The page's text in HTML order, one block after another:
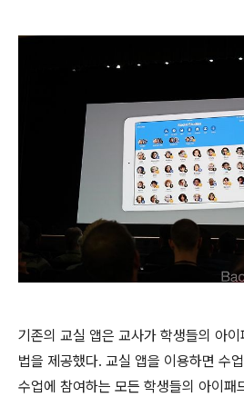
기존의 교실 앱은 교사가 학생들의 아
법을 제공했다. 교실 앱을 이용하면 수
수업에 참여하는 모든 학생들의 아이패